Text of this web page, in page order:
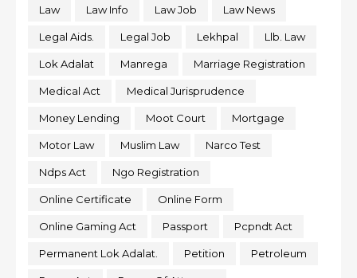
Law Law Info Law Job Law News
Legal Aids. Legal Job Lekhpal Llb. Law
Lok Adalat Manrega Marriage Registration
Medical Act Medical Jurisprudence
Money Lending Moot Court Mortgage
Motor Law Muslim Law Narco Test
Ndps Act Ngo Registration
Online Certificate Online Form
Online Gaming Act Passport Pcpndt Act
Permanent Lok Adalat. Petition Petroleum